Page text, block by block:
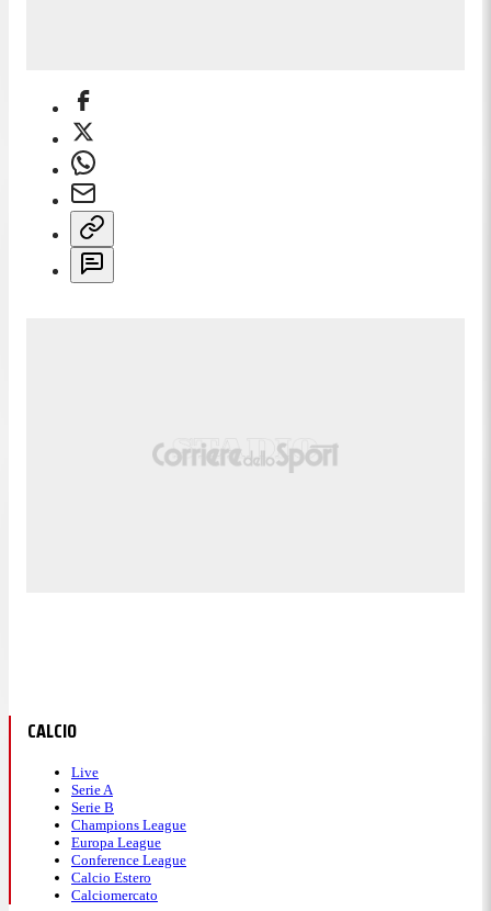
CALCIO
Live
Serie A
Serie B
Champions League
Europa League
Conference League
Calcio Estero
Calciomercato